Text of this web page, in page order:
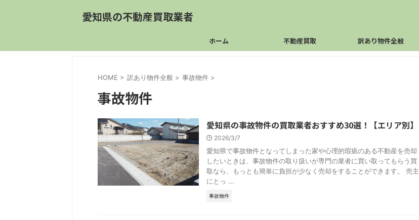
愛知県の不動産買取業者
ホーム 不動産買取 訳あり物件全般
HOME > 訳あり物件全般 > 事故物件 >
事故物件
愛知県の事故物件の買取業者おすすめ30選！【エリア別】
2026/3/7
愛知県で事故物件となってしまった家や心理的瑕疵のある不動産を売却
したいときは、事故物件の取り扱いが専門の業者に買い取ってもらう買
取なら、もっとも簡単に負担が少なく売却をすることができます。 売主
にとっ ...
事故物件